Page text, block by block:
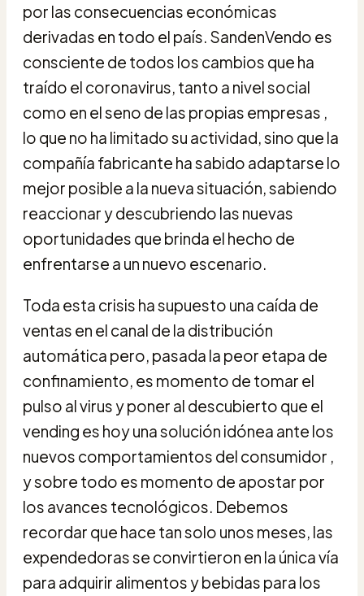
por las consecuencias económicas
derivadas en todo el país. SandenVendo es
consciente de todos los cambios que ha
traído el coronavirus, tanto a nivel social
como en el seno de las propias empresas ,
lo que no ha limitado su actividad, sino que la
compañía fabricante ha sabido adaptarse lo
mejor posible a la nueva situación, sabiendo
reaccionar y descubriendo las nuevas
oportunidades que brinda el hecho de
enfrentarse a un nuevo escenario.
Toda esta crisis ha supuesto una caída de
ventas en el canal de la distribución
automática pero, pasada la peor etapa de
confinamiento, es momento de tomar el
pulso al virus y poner al descubierto que el
vending es hoy una solución idónea ante los
nuevos comportamientos del consumidor ,
y sobre todo es momento de apostar por
los avances tecnológicos. Debemos
recordar que hace tan solo unos meses, las
expendedoras se convirtieron en la única vía
para adquirir alimentos y bebidas para los